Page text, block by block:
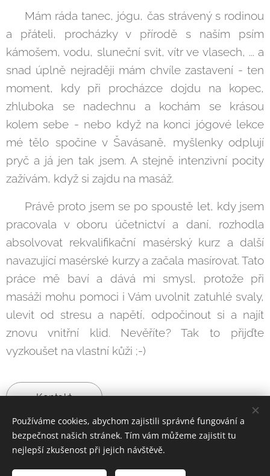
Mám ráda tanec, jógu, čas strávený s rodinou
a přáteli, procházky v přírodě s naším psím
kámošem, vodu, sluneční svit, vítr ve vlasech, ... a
snad úplně nejraději mám chvíle zastavení - ten
moment, kdy při procházce dojdu na kopec,
zhluboka se nadechnu a kochám se krásou
kolem sebe - nebo když na konci jógové lekce
mé tělo spočine v Šavásaně, myšlenky odplují
pryč a já jen tak jsem. A stejně intenzivní pocity
zažívám, když si zajdu na masáž.
Právě proto jsem se po spoustě let, kdy jsem
pracovala v oboru účetnictví a daní, rozhodla
absolvovat rekvalifikační masérský kurz a další
navazující masérské kurzy a začala masírovat. Tato
práce mě baví a dává mi smysl, protože při
masáži mohu pomoci i Vám uvolnit zatuhlé svaly,
ulevit od stresu a napětí, odpočinout si a najít
znovu vnitřní klid. Nevěříte? Tak to přijďte
vyzkoušet na vlastní kůži ;-)
Kontakt
Používáme cookies, abychom zajistili správné fungování a
bezpečnost našich stránek. Tím vám můžeme zajistit tu
nejlepší zkušenost při jejich návštěvě.